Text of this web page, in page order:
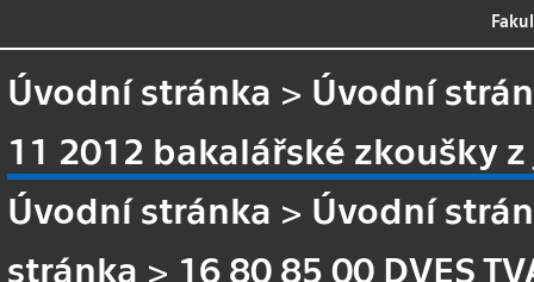
Úvodní stránka > Úvodní
11 2012 bakalářské zkoušky
Úvodní stránka > Úvodní
stránka > 16 80 85 00 DVES